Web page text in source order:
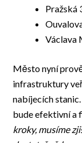
Pražská
Václava
Město nyní
infrastruktury
nabíjecích
bude efektivní a
kroky, musíme